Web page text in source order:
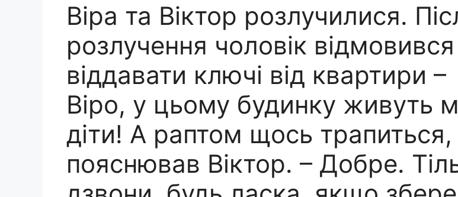
Віра та Віктор розлучилися.
розлучення чоловік відмовився
віддавати ключі від квартири –
Віро, у цьому будинку живуть
діти! А раптом щось трапиться,
пояснював Віктор. – Добре.